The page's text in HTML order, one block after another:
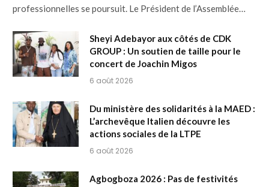
professionnelles se poursuit. Le Président de l’Assemblée…
Sheyi Adebayor aux côtés de CDK
GROUP : Un soutien de taille pour le
concert de Joachin Migos
6 août 2026
Du ministère des solidarités à la MAED :
L’archevêque Italien découvre les
actions sociales de la LTPE
6 août 2026
Agbogboza 2026 : Pas de festivités